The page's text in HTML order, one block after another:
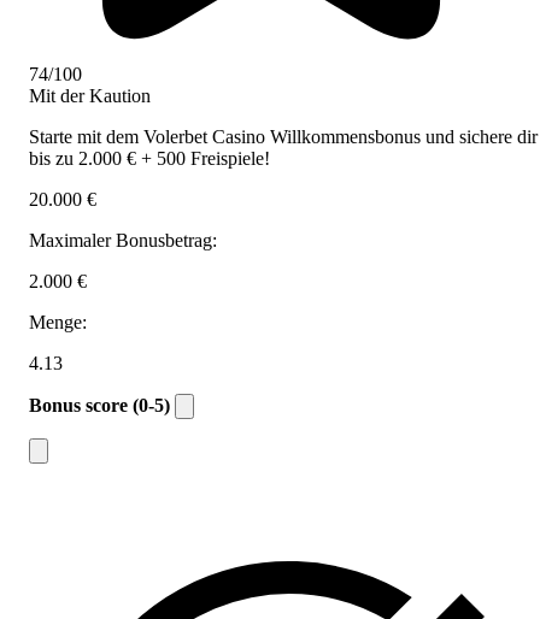
74/100
Mit der Kaution
Starte mit dem Volerbet Casino Willkommensbonus und sichere dir
bis zu 2.000 € + 500 Freispiele!
20.000 €
Maximaler Bonusbetrag:
2.000 €
Menge:
4.13
Bonus score (0-5)